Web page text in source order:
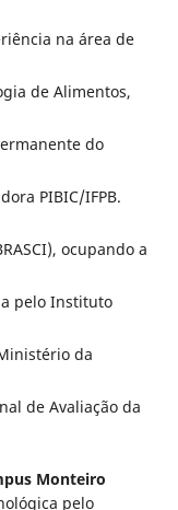
na área de
de Alimentos,
do
PIBIC/IFPB.
ocupando a
pelo Instituto
da
de Avaliação da
Monteiro
pelo